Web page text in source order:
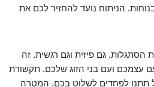
הניתוח נועד להחזיר לכם את
גם פיזית וגם רגשית. זה
עצמכם ועם בני הזוג שלכם. תקשורת
תתנו לפחדים לשלוט בכם. המטרה